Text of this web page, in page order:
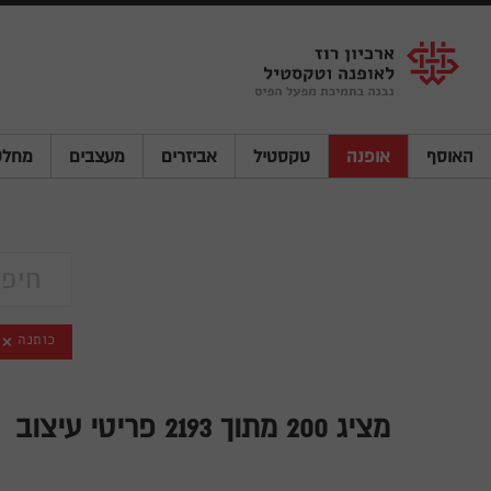
Shenkar
Logo
האוסף אופנה טקסטיל אביזרים מעצבים
כותנה
מציג 200 מתוך 2193 פריטי עיצוב